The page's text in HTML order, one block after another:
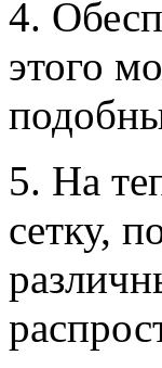
4.
этого
5. На
сетку,